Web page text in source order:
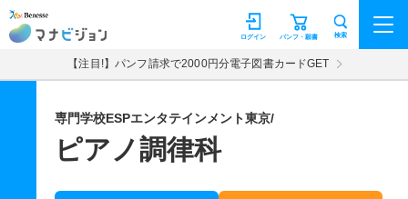
マナビジョン パンフ・願書
ログイン 検索
【注目!】パンフ請求で2000円分電子図書カードGET
専門学校ESPエンタテインメント東京/
ピアノ調律科